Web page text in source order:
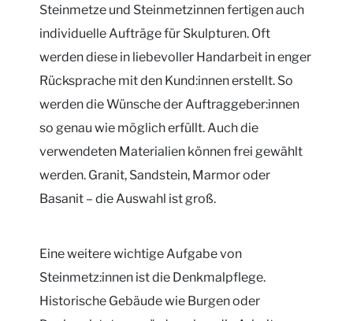
Steinmetze und Steinmetzinnen fertigen auch
individuelle Aufträge für Skulpturen. Oft
werden diese in liebevoller Handarbeit in enger
Rücksprache mit den Kund:innen erstellt. So
werden die Wünsche der Auftraggeber:innen
so genau wie möglich erfüllt. Auch die
verwendeten Materialien können frei gewählt
werden. Granit, Sandstein, Marmor oder
Basanit – die Auswahl ist groß.
Eine weitere wichtige Aufgabe von
Steinmetz:innen ist die Denkmalpflege.
Historische Gebäude wie Burgen oder